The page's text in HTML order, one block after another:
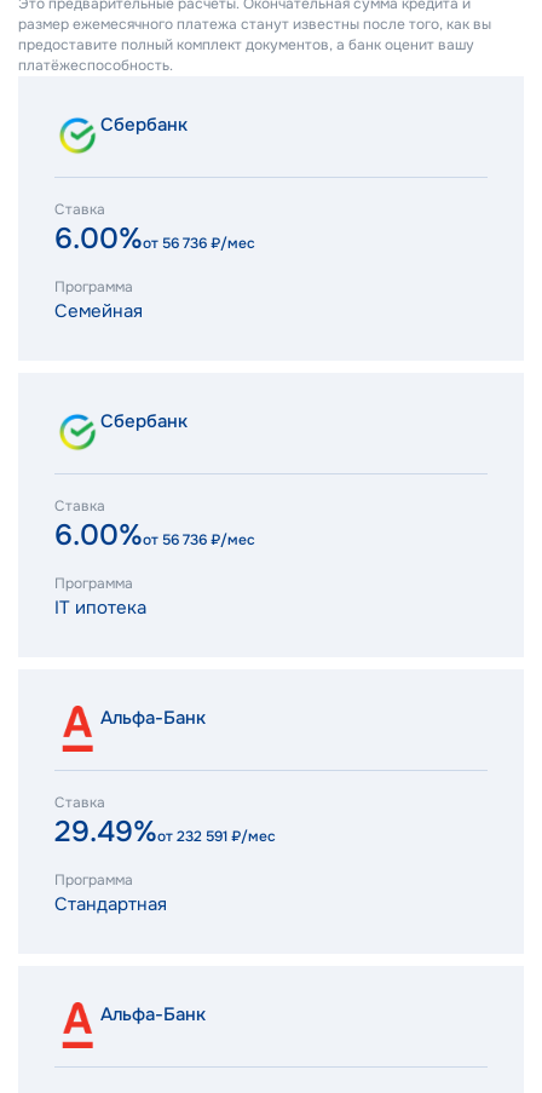
размер ежемесячного платежа станут известны после того, как вы
предоставите полный комплект документов, а банк оценит вашу
платёжеспособность.
Сбербанк
Ставка
6.00%от 56 736₽/мес
Программа
Семейная
Сбербанк
Ставка
6.00%от 56 736₽/мес
Программа
IT ипотека
Альфа-Банк
Ставка
29.49%от232 591₽/мес
Программа
Стандартная
Альфа-Банк